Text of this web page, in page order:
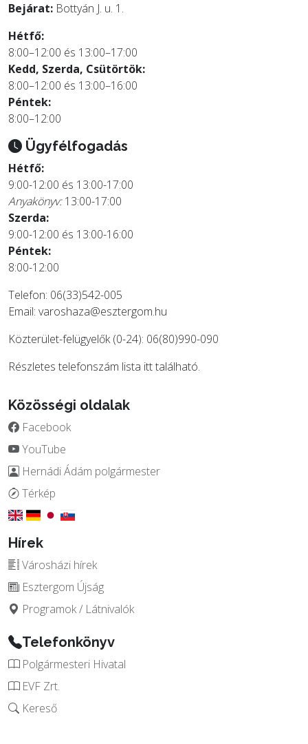
Bejárat: Bottyán J. u. 1.
Hétfő:
8:00–12:00 és 13:00–17:00
Kedd, Szerda, Csütörtök:
8:00–12:00 és 13:00–16:00
Péntek:
8:00–12:00
Ügyfélfogadás
Hétfő:
9:00-12:00 és 13:00-17:00
Anyakönyv:13:00-17:00
Szerda:
9:00-12:00 és 13:00-16:00
Péntek:
8:00-12:00
Telefon: 06(33)542-005
Email: varoshaza@esztergom.hu
Közterület-felügyelők (0-24): 06(80)990-090
Részletes telefonszám lista itttalálható.
Közösségi oldalak
Facebook
YouTube
Hernádi Ádám polgármester
Térkép
Hírek
Városházi hírek
Esztergom Újság
Programok / Látnivalók
Telefonkönyv
Polgármesteri Hivatal
EVF Zrt.
Kereső